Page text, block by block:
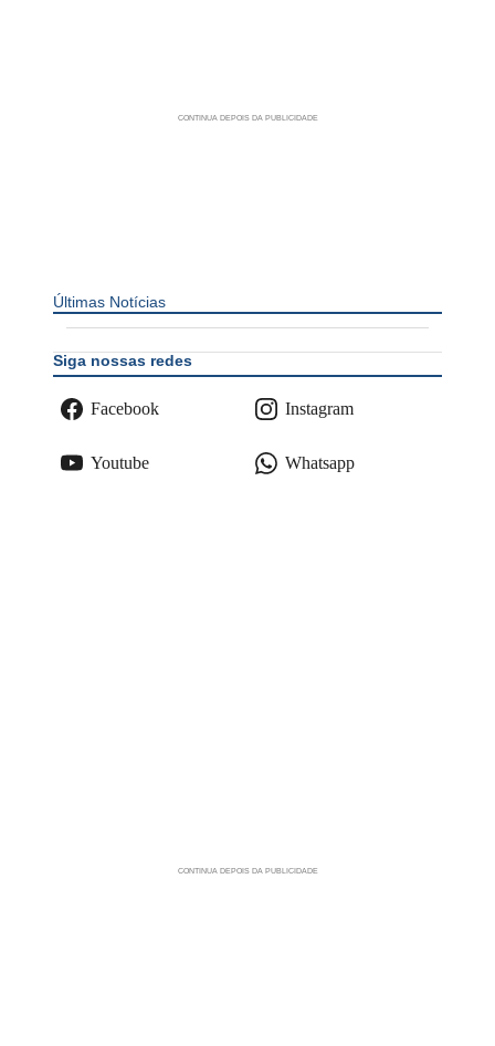
Últimas Notícias
Siga nossas redes
Facebook Instagram
Youtube Whatsapp